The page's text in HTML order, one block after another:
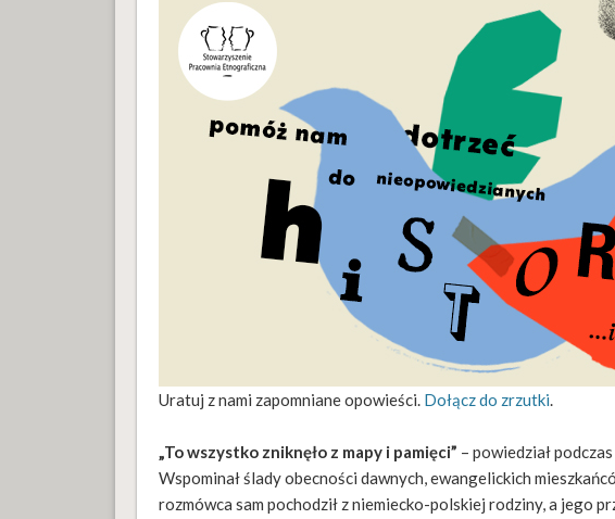
Uratuj z nami zapomniane opowieści. Dołącz do zrzutki.
„To wszystko zniknęło z mapy i pamięci” – powiedział
Wspominał ślady obecności dawnych, ewangelickich
rozmówca sam pochodził z niemiecko-polskiej rodziny, a jego